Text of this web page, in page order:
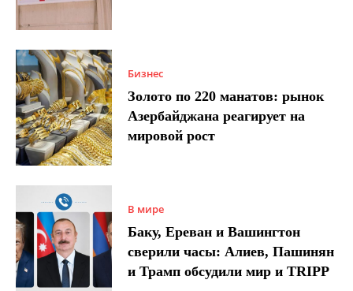
Бизнес
Золото по 220 манатов: рынок
Азербайджана реагирует на
мировой рост
В мире
Баку, Ереван и Вашингтон
сверили часы: Алиев, Пашинян
и Трамп обсудили мир и TRIPP